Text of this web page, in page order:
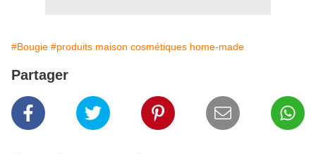
#Bougie #produits maison cosmétiques home-made
Partager